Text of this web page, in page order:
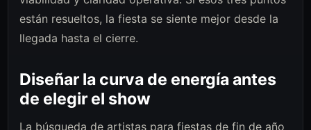
están resueltos, la fiesta se siente mejor desde la
llegada hasta el cierre.
Diseñar la curva de energía antes
de elegir el show
La búsqueda de artistas para fiestas de fin de año